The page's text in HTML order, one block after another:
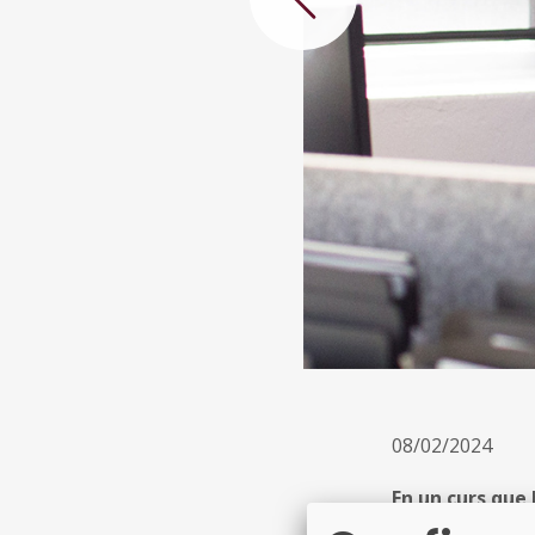
Anterior
08/02/2024
En un curs